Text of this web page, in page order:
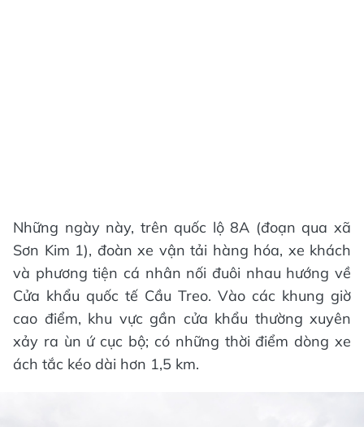
Những ngày này, trên quốc lộ 8A (đoạn qua xã
Sơn Kim 1), đoàn xe vận tải hàng hóa, xe khách
và phương tiện cá nhân nối đuôi nhau hướng về
Cửa khẩu quốc tế Cầu Treo. Vào các khung giờ
cao điểm, khu vực gần cửa khẩu thường xuyên
xảy ra ùn ứ cục bộ; có những thời điểm dòng xe
ách tắc kéo dài hơn 1,5 km.